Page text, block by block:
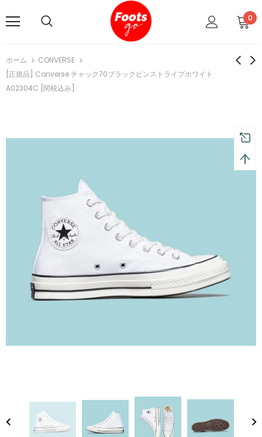
0
ホーム
CONVERSE
[正規品] Converse チャック70ブラックピンストライプホワイト
A02304C [関税込み]